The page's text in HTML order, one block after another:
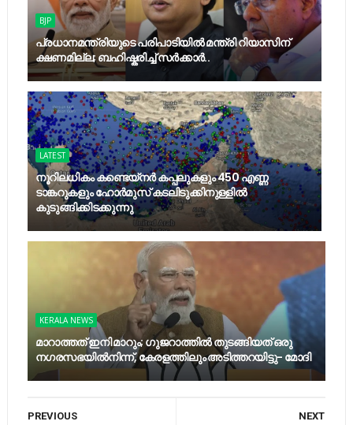
BJP
പ്രധാനമന്ത്രിയുടെ പരിപാടിയില്‍ മന്ത്രി റിയാസിന്
ക്ഷണമില്ല; ബഹിഷ്കരിച്ച് സർക്കാർ..
LATEST
നൂറിലധികം കണ്ടെയ്നര്‍ കപ്പലുകളും 450 എണ്ണ
ടാങ്കറുകളും ഹോര്‍മുസ് കടലിടുക്കിനുള്ളില്‍
കുടുങ്ങിക്കിടക്കുന്നു
KERALA NEWS
മാറാത്തത് ഇനി മാറും; ഗുജറാത്തിൽ തുടങ്ങിയത് ഒരു
നഗരസഭയിൽനിന്ന്, കേരളത്തിലും അടിത്തറയിട്ടു- മോദി
NEXT
PREVIOUS